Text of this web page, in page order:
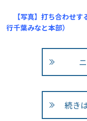
【写真】打ち合わせ
行千葉みなと本部）
続き